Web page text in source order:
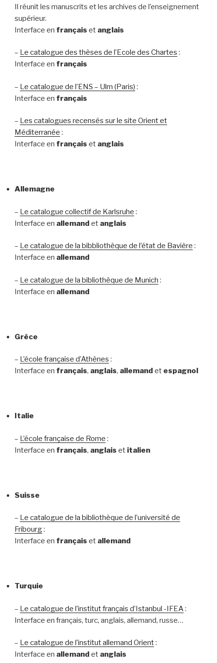
Il réunit les manuscrits et les archives de l’enseignement
supérieur.
Interface en français et anglais
– Le catalogue des thèses de l’Ecole des Chartes :
Interface en français
– Le catalogue de l’ENS – Ulm (Paris) :
Interface en français
– Les catalogues recensés sur le site Orient et
Méditerranée :
Interface en français et anglais
Allemagne
– Le catalogue collectif de Karlsruhe :
Interface en allemand et anglais
– Le catalogue de la bibbliothèque de l’état de Bavière :
Interface en allemand
– Le catalogue de la bibliothèque de Munich :
Interface en allemand
Grèce
– L’école française d’Athènes :
Interface en français, anglais, allemand et espagnol
Italie
– L’école française de Rome :
Interface en français, anglais et italien
Suisse
– Le catalogue de la bibliothèque de l’université de
Fribourg:
Interface en français et allemand
Turquie
– Le catalogue de l’institut français d’Istanbul -IFEA:
Interface en français, turc, anglais, allemand, russe…
– Le catalogue de l’institut allemand Orient:
Interface en allemand et anglais